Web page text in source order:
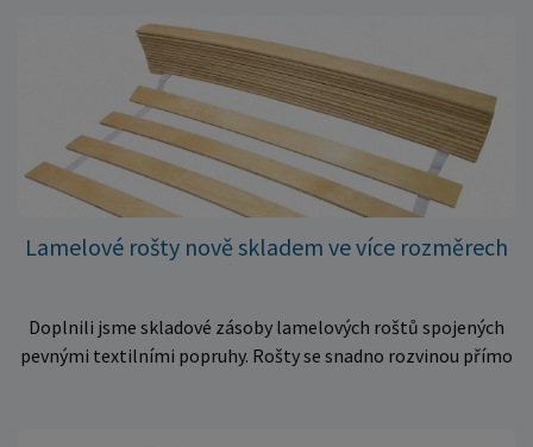
Lamelové rošty nově skladem ve více rozměrech
Doplnili jsme skladové zásoby lamelových roštů spojených
pevnými textilními popruhy. Rošty se snadno rozvinou přímo